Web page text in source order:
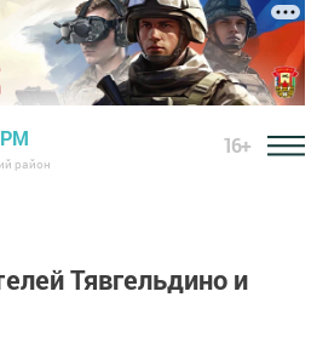
район
16+
Тявгельдино и